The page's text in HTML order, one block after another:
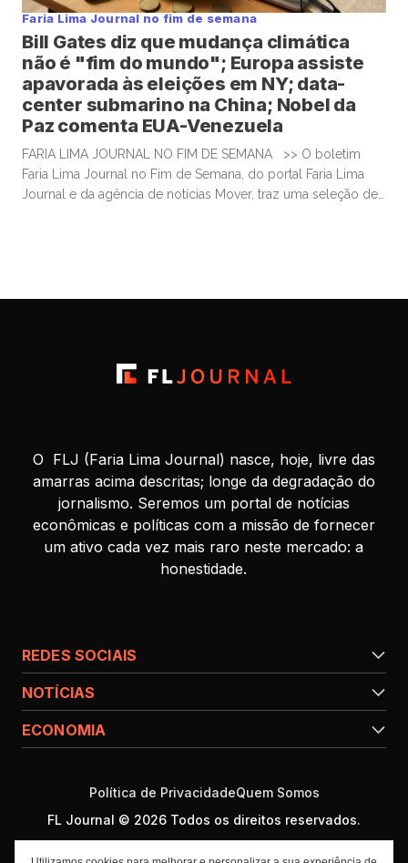
Faria Lima Journal no fim de semana
Bill Gates diz que mudança climática
não é "fim do mundo"; Europa assiste
apavorada às eleições em NY; data-
center submarino na China; Nobel da
Paz comenta EUA-Venezuela
FARIA LIMA JOURNAL NO FIM DE SEMANA >> O boletim
Faria Lima Journal no Fim de Semana, do portal Faria Lima
Journal e da agência de notícias Mover, traz uma seleção de
O FLJ (Faria Lima Journal) nasce, hoje, livre das
amarras acima descritas; longe da degradação do
jornalismo. Seremos um portal de notícias
econômicas e políticas com a missão de fornecer
um ativo cada vez mais raro neste mercado: a
honestidade.
REDES SOCIAIS
NOTÍCIAS
ECONOMIA
FL Journal © 2026 Todos os direitos reservados.
Política de PrivacidadeQuem Somos